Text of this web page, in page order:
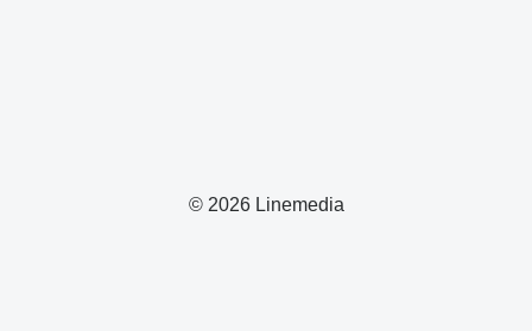
© 2026 Linemedia